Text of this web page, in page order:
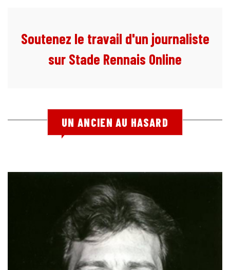
Soutenez le travail d'un journaliste
sur Stade Rennais Online
UN ANCIEN AU HASARD